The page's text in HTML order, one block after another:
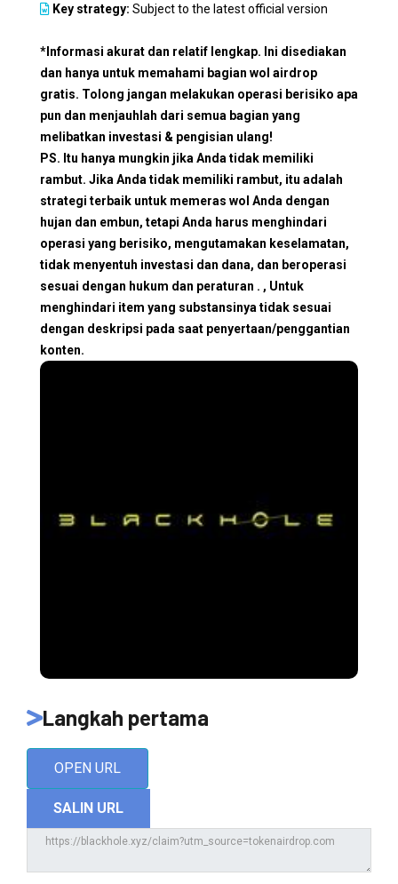
Key strategy: Subject to the latest official version
*Informasi akurat dan relatif lengkap. Ini disediakan
dan hanya untuk memahami bagian wol airdrop
gratis. Tolong jangan melakukan operasi berisiko apa
pun dan menjauhlah dari semua bagian yang
melibatkan investasi & pengisian ulang!
PS. Itu hanya mungkin jika Anda tidak memiliki
rambut. Jika Anda tidak memiliki rambut, itu adalah
strategi terbaik untuk memeras wol Anda dengan
hujan dan embun, tetapi Anda harus menghindari
operasi yang berisiko, mengutamakan keselamatan,
tidak menyentuh investasi dan dana, dan beroperasi
sesuai dengan hukum dan peraturan . , Untuk
menghindari item yang substansinya tidak sesuai
dengan deskripsi pada saat penyertaan/penggantian
konten.
Langkah pertama
OPEN URL
SALIN URL